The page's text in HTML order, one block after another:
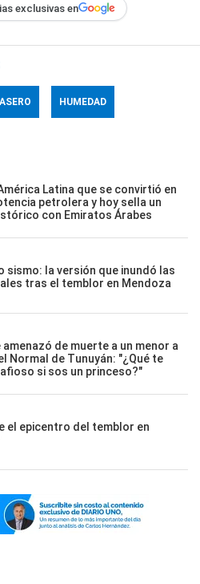
exclusivas en
HUMEDAD
Latina que se convirtió en
petrolera y hoy sella un
con Emiratos Árabes
sismo: la versión que inundó las
tras el temblor en Mendoza
amenazó de muerte a un menor a
Normal de Tunuyán: "¿Qué te
si sos un princeso?"
el epicentro del temblor en